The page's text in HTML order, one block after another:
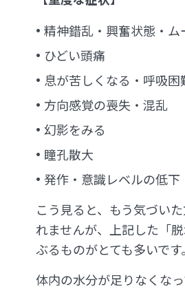
精神錯乱・興奮状態・ム
ひどい頭痛
息が苦しくなる・呼吸困
方向感覚の喪失・混乱
幻影をみる
瞳孔散大
発作・意識レベルの低下
こう見ると、もう気づい
れませんが、上記した「
ぶるものがとても多いです。
体内の水分が足りなくな